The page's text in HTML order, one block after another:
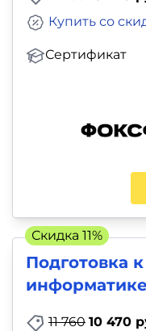
Сертификат
Купить со
Подготовка
11 760 10 470
Скидка 11%